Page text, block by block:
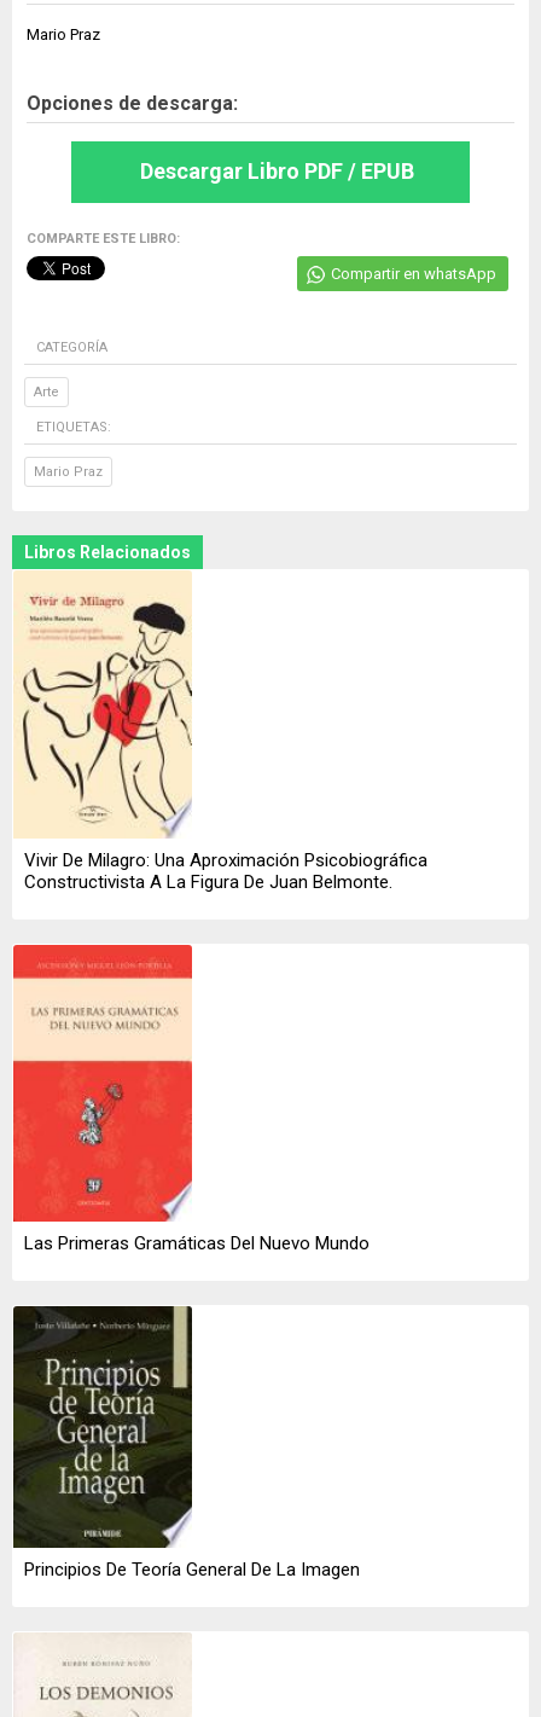
Mario Praz
Opciones de descarga:
Descargar Libro PDF / EPUB
COMPARTE ESTE LIBRO:
Compartir en whatsApp
CATEGORÍA
Arte
ETIQUETAS:
Mario Praz
Libros Relacionados
Vivir De Milagro: Una Aproximación Psicobiográfica
Constructivista A La Figura De Juan Belmonte.
Las Primeras Gramáticas Del Nuevo Mundo
Principios De Teoría General De La Imagen